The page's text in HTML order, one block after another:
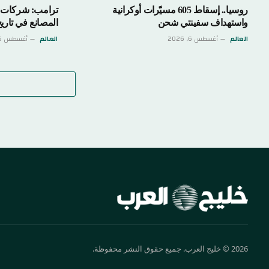
روسيا.. إسقاط 605 مسيّرات أوكرانية
واستهداف سفينتي شحن
العالم أغسطس 6, 2026
ترامب: شركات
المصانع في
العالم أغسطس 6, 2026
2026 © خليج العرب. جميع حقوق النشر محفوظة.